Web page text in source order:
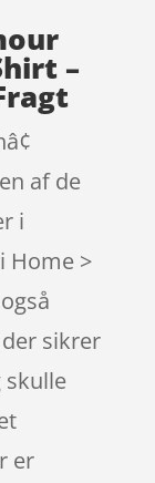
–
af de
i
Home >
sikrer
skulle
er